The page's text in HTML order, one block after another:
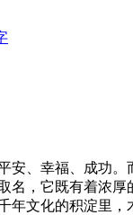
、幸福、成功
，它既有着浓
年文化的积淀里